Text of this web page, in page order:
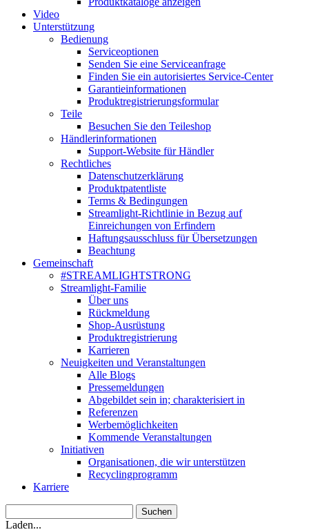
Video
Unterstützung
Bedienung
Serviceoptionen
Senden Sie eine Serviceanfrage
Finden Sie ein autorisiertes Service-Center
Garantieinformationen
Produktregistrierungsformular
Teile
Besuchen Sie den Teileshop
Händlerinformationen
Support-Website für Händler
Rechtliches
Datenschutzerklärung
Produktpatentliste
Terms & Bedingungen
Streamlight-Richtlinie in Bezug auf
Einreichungen von Erfindern
Haftungsausschluss für Übersetzungen
Beachtung
Gemeinschaft
#STREAMLIGHTSTRONG
Streamlight-Familie
Über uns
Rückmeldung
Shop-Ausrüstung
Produktregistrierung
Karrieren
Neuigkeiten und Veranstaltungen
Alle Blogs
Pressemeldungen
Abgebildet sein in; charakterisiert in
Referenzen
Werbemöglichkeiten
Kommende Veranstaltungen
Initiativen
Organisationen, die wir unterstützen
Recyclingprogramm
Karriere
Laden...